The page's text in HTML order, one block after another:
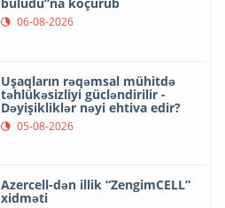
06-08-2026
Uşaqların rəqəmsal mühitdə
təhlükəsizliyi gücləndirilir -
Dəyişikliklər nəyi ehtiva edir?
05-08-2026
Azercell-dən illik “ZengimCELL”
xidməti